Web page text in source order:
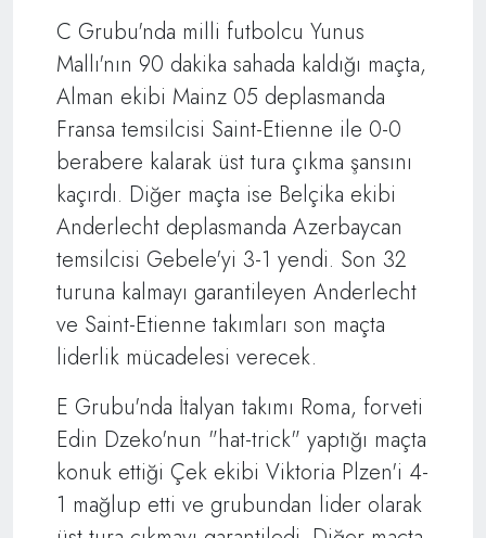
C Grubu'nda milli futbolcu Yunus
Mallı'nın 90 dakika sahada kaldığı maçta,
Alman ekibi Mainz 05 deplasmanda
Fransa temsilcisi Saint-Etienne ile 0-0
berabere kalarak üst tura çıkma şansını
kaçırdı. Diğer maçta ise Belçika ekibi
Anderlecht deplasmanda Azerbaycan
temsilcisi Gebele'yi 3-1 yendi. Son 32
turuna kalmayı garantileyen Anderlecht
ve Saint-Etienne takımları son maçta
liderlik mücadelesi verecek.
E Grubu'nda İtalyan takımı Roma, forveti
Edin Dzeko'nun "hat-trick" yaptığı maçta
konuk ettiği Çek ekibi Viktoria Plzen'i 4-
1 mağlup etti ve grubundan lider olarak